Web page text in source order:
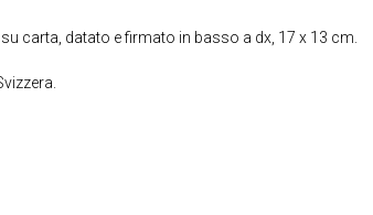
carta, datato e firmato in basso a dx, 17 x 13 cm.